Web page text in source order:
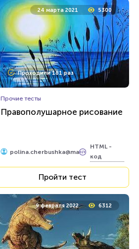
24 марта 2021 5300
Проходили 181 раз
Прочие тесты
Правополушарное рисование
polina.cherbushka@ma
HTML -
код
Пройти тест
9 февраля 2022 6312